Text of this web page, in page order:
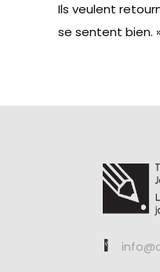
Ils veulent
se sentent bien.